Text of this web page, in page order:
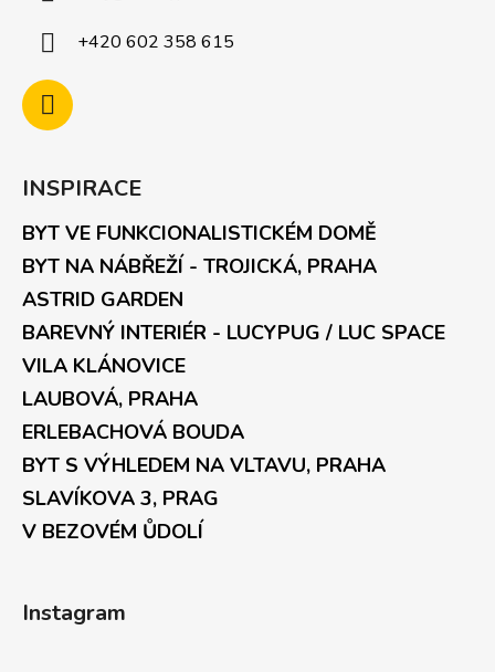
+420 602 358 615
INSPIRACE
BYT VE FUNKCIONALISTICKÉM DOMĚ
BYT NA NÁBŘEŽÍ - TROJICKÁ, PRAHA
ASTRID GARDEN
BAREVNÝ INTERIÉR - LUCYPUG / LUC SPACE
VILA KLÁNOVICE
LAUBOVÁ, PRAHA
ERLEBACHOVÁ BOUDA
BYT S VÝHLEDEM NA VLTAVU, PRAHA
SLAVÍKOVA 3, PRAG
V BEZOVÉM ŮDOLÍ
Instagram